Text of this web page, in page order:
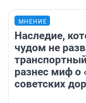
МНЕНИЕ
Наследие,
чудом не
разнес миф о
советских